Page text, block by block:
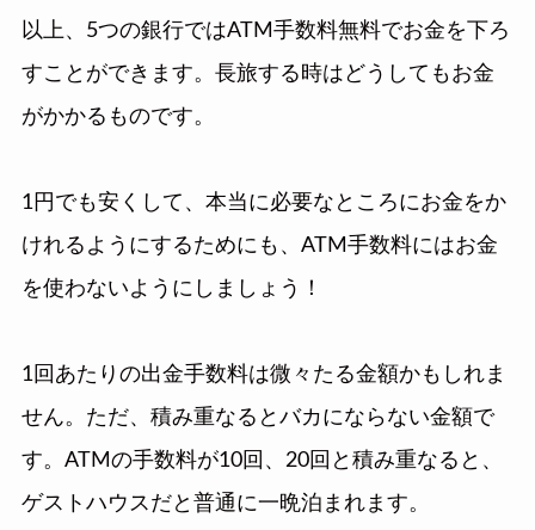
以上、5つの銀行ではATM手数料無料でお金を下ろ
すことができます。長旅する時はどうしてもお金
がかかるものです。
1円でも安くして、本当に必要なところにお金をか
けれるようにするためにも、ATM手数料にはお金
を使わないようにしましょう！
1回あたりの出金手数料は微々たる金額かもしれま
せん。ただ、積み重なるとバカにならない金額で
す。ATMの手数料が10回、20回と積み重なると、
ゲストハウスだと普通に一晩泊まれます。